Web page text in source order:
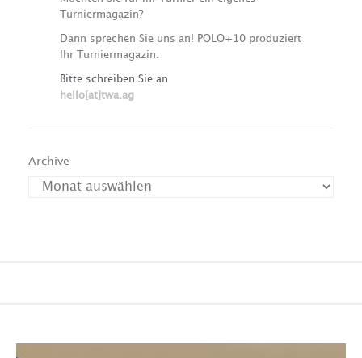
Turniermagazin?
Dann sprechen Sie uns an! POLO+10 produziert
Ihr Turniermagazin.
Bitte schreiben Sie an
hello[at]twa.ag
Archive